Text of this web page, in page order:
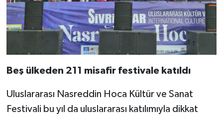
Beş ülkeden 211 misafir festivale katıldı
Uluslararası Nasreddin Hoca Kültür ve Sanat
Festivali bu yıl da uluslararası katılımıyla dikkat